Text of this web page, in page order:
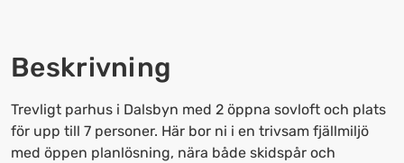
Tryck
på
frågetecknet
för
att
frågetecknet
för
att
Beskrivning
Trevligt parhus i Dalsbyn med 2 öppna sovloft och plats
för upp till 7 personer. Här bor ni i en trivsam fjällmiljö
med öppen planlösning, nära både skidspår och